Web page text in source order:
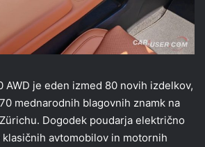
AWD je eden izmed 80 novih izdelkov,
mednarodnih blagovnih znamk na
Dogodek poudarja električno
avtomobilov in motornih